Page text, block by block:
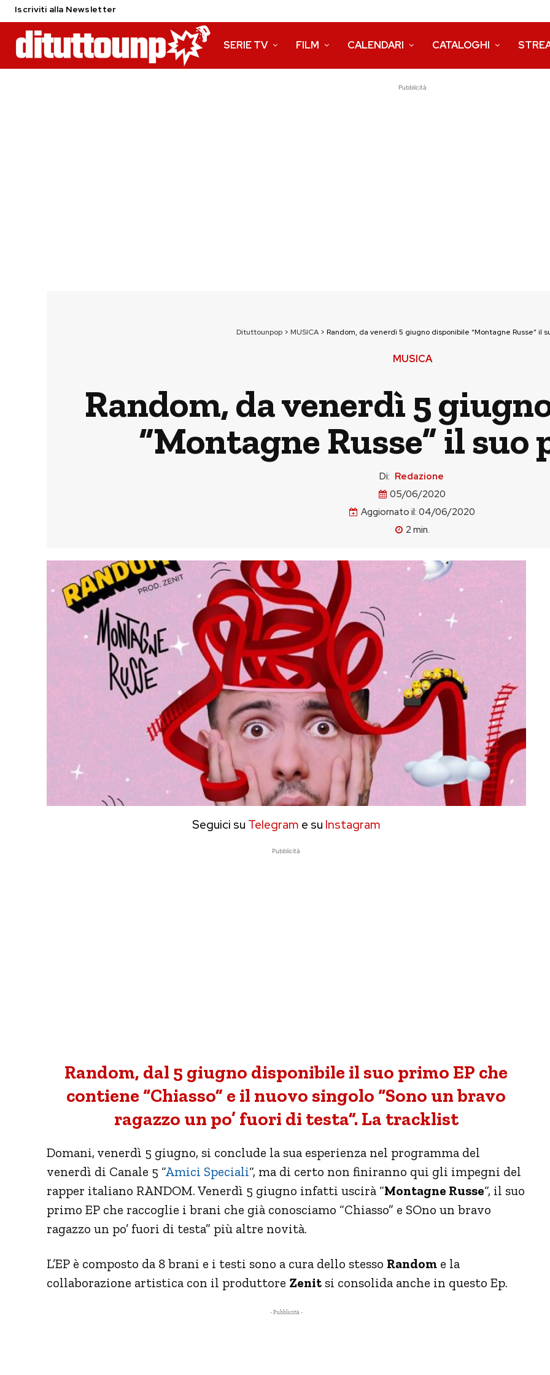
Iscriviti alla Newsletter
SERIE TV FILM CALENDARI CATALOGHI
Pubblicità
Dituttounpop > MUSICA > Random, da venerdì 5 giugno disponibile “Montagne Russe” il
MUSICA
Random, da venerdì 5
“Montagne Russe” il suo
Di: Redazione
05/06/2020
Aggiornato il: 04/06/2020
2 min.
Seguici su Telegram e su Instagram
Pubblicità
Random, dal 5 giugno disponibile il suo primo EP che
contiene “Chiasso” e il nuovo singolo “Sono un bravo
ragazzo un po’ fuori di testa”. La tracklist
Domani, venerdì 5 giugno, si conclude la sua esperienza nel programma del
venerdì di Canale 5 “Amici Speciali“, ma di certo non finiranno qui gli impegni del
rapper italiano RANDOM. Venerdì 5 giugno infatti uscirà “Montagne Russe“, il suo
primo EP che raccoglie i brani che già conosciamo “Chiasso” e SOno un bravo
ragazzo un po’ fuori di testa” più altre novità.
L’EP è composto da 8 brani e i testi sono a cura dello stesso Random e la
collaborazione artistica con il produttore Zenit si consolida anche in questo Ep.
- Pubblicità -